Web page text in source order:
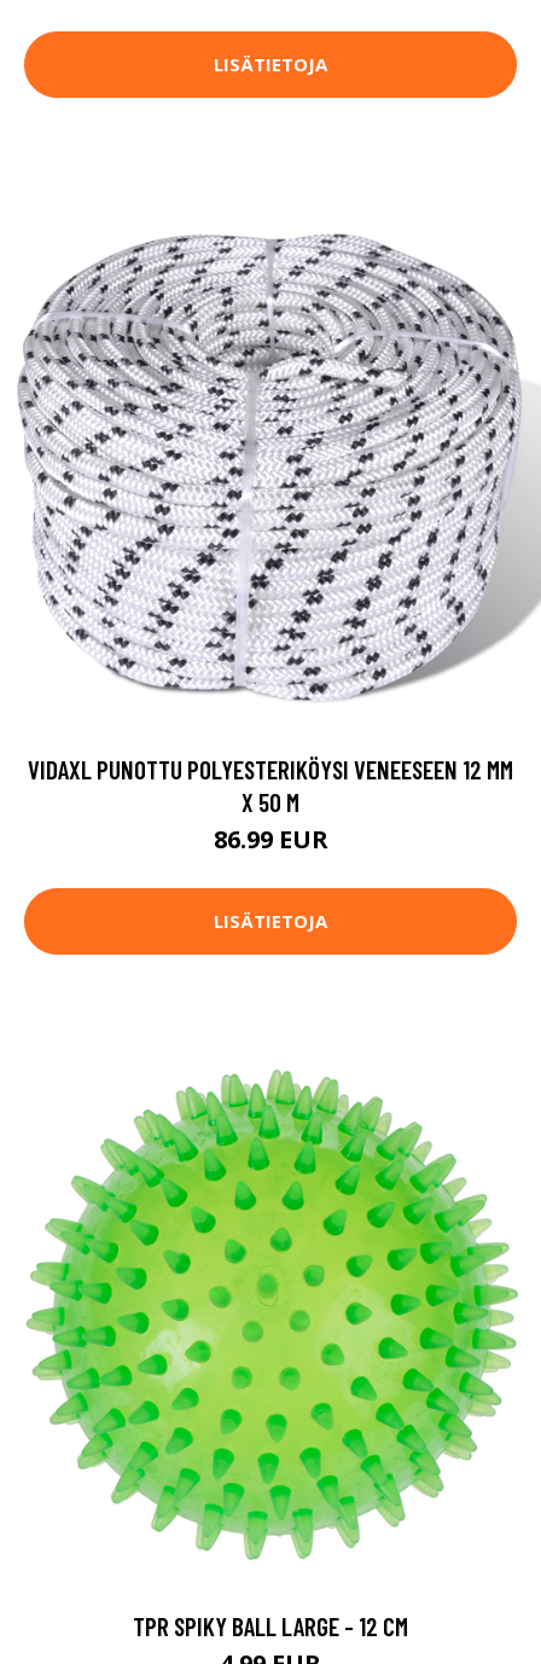
LISÄTIETOJA
VIDAXL PUNOTTU POLYESTERIKÖYSI VENEESEEN 12 MM
X 50 M
86.99 EUR
LISÄTIETOJA
TPR SPIKY BALL LARGE - 12 CM